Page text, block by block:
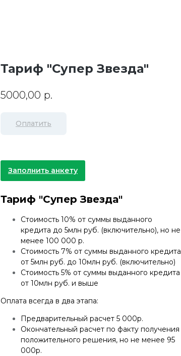
Тариф "Супер Звезда"
5000,00 р.
Оплатить
Заполнить анкету
Тариф "Супер Звезда"
Стоимость 10% от суммы выданного
кредита до 5млн руб. (включительно), но не
менее 100 000 р.
Стоимость 7% от суммы выданного кредита
от 5млн руб. до 10млн руб. (включительно)
Стоимость 5% от суммы выданного кредита
от 10млн руб. и выше
Оплата всегда в два этапа:
Предварительный расчет 5 000р.
Окончательный расчет по факту получения
положительного решения, но не менее 95
000р.